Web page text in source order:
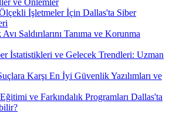
ve Önlemler
İşletmeler İçin Dallas'ta Siber
Saldırılarını Tanıma ve Korunma
İstatistikleri ve Gelecek Trendleri: Uzman
Karşı En İyi Güvenlik Yazılımları ve
ve Farkındalık Programları Dallas'ta